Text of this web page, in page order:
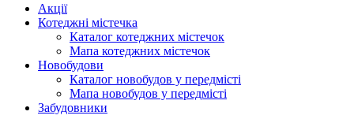
Акції
Котеджні містечка
Каталог котеджних містечок
Мапа котеджних містечок
Новобудови
Каталог новобудов у передмісті
Мапа новобудов у передмісті
Забудовники